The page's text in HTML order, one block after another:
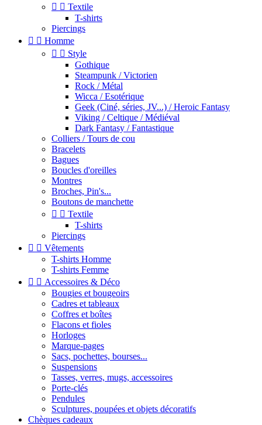
  Textile
T-shirts
Piercings
  Homme
  Style
Gothique
Steampunk / Victorien
Rock / Métal
Wicca / Esotérique
Geek (Ciné, séries, JV...) / Heroic Fantasy
Viking / Celtique / Médiéval
Dark Fantasy / Fantastique
Colliers / Tours de cou
Bracelets
Bagues
Boucles d'oreilles
Montres
Broches, Pin's...
Boutons de manchette
  Textile
T-shirts
Piercings
  Vêtements
T-shirts Homme
T-shirts Femme
  Accessoires & Déco
Bougies et bougeoirs
Cadres et tableaux
Coffres et boîtes
Flacons et fioles
Horloges
Marque-pages
Sacs, pochettes, bourses...
Suspensions
Tasses, verres, mugs, accessoires
Porte-clés
Pendules
Sculptures, poupées et objets décoratifs
Chèques cadeaux